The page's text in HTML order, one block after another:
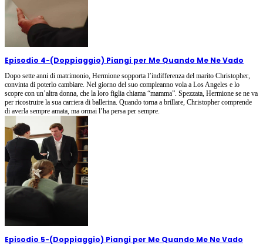
Episodio 4-(Doppiaggio) Piangi per Me Quando Me Ne Vado
Dopo sette anni di matrimonio, Hermione sopporta l’indifferenza del marito Christopher,
convinta di poterlo cambiare. Nel giorno del suo compleanno vola a Los Angeles e lo
scopre con un’altra donna, che la loro figlia chiama “mamma”. Spezzata, Hermione se ne va
per ricostruire la sua carriera di ballerina. Quando torna a brillare, Christopher comprende
di averla sempre amata, ma ormai l’ha persa per sempre.
Episodio 5-(Doppiaggio) Piangi per Me Quando Me Ne Vado